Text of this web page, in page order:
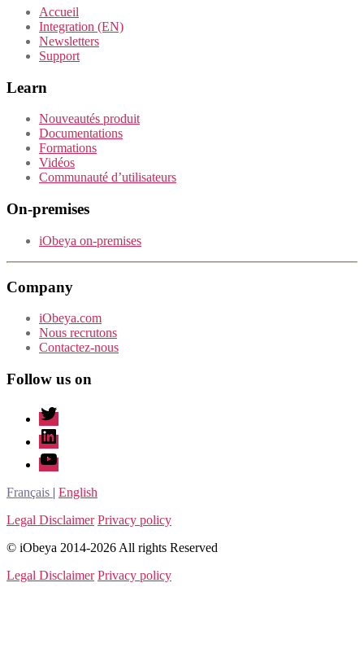
Accueil
Integration (EN)
Newsletters
Support
Learn
Nouveautés produit
Documentations
Formations
Vidéos
Communauté d’utilisateurs
On-premises
iObeya on-premises
Company
iObeya.com
Nous recrutons
Contactez-nous
Follow us on
twitter
linkedin
youtube
Français | English
Legal Disclaimer Privacy policy
© iObeya 2014-2026 All rights Reserved
Legal Disclaimer Privacy policy